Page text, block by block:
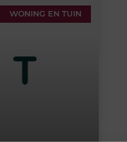
WONING EN TUIN